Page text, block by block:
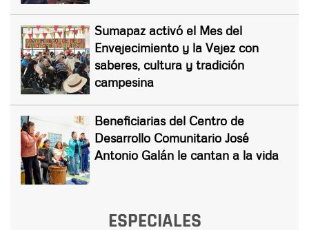
Sumapaz activó el Mes del
Envejecimiento y la Vejez con
saberes, cultura y tradición
campesina
Beneficiarias del Centro de
Desarrollo Comunitario José
Antonio Galán le cantan a la vida
ESPECIALES